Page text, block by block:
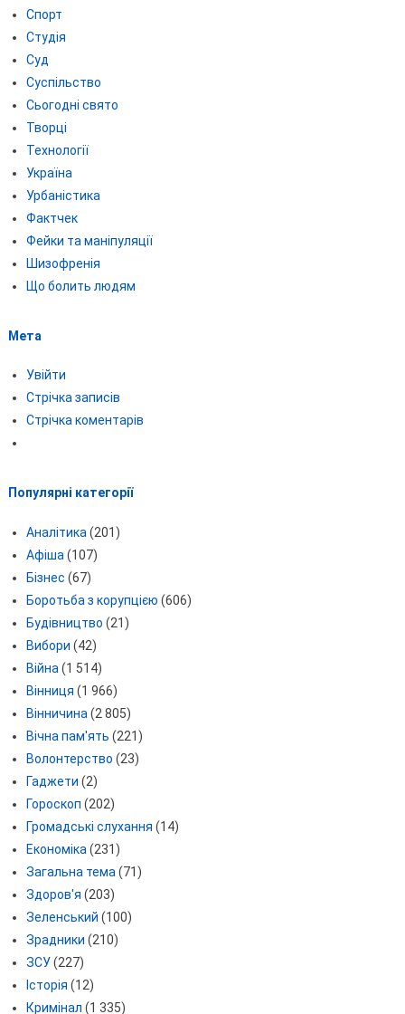
Спорт
Студія
Суд
Суспільство
Сьогодні свято
Творці
Технології
Україна
Урбаністика
Фактчек
Фейки та маніпуляції
Шизофренія
Що болить людям
Мета
Увійти
Стрічка записів
Стрічка коментарів
Популярні категорії
Аналітика (201)
Афіша (107)
Бізнес (67)
Боротьба з корупцією (606)
Будівництво (21)
Вибори (42)
Війна (1 514)
Вінниця (1 966)
Вінничина (2 805)
Вічна пам'ять (221)
Волонтерство (23)
Гаджети (2)
Гороскоп (202)
Громадські слухання (14)
Економіка (231)
Загальна тема (71)
Здоров'я (203)
Зеленський (100)
Зрадники (210)
ЗСУ(227)
Історія (12)
Кримінал (1 335)